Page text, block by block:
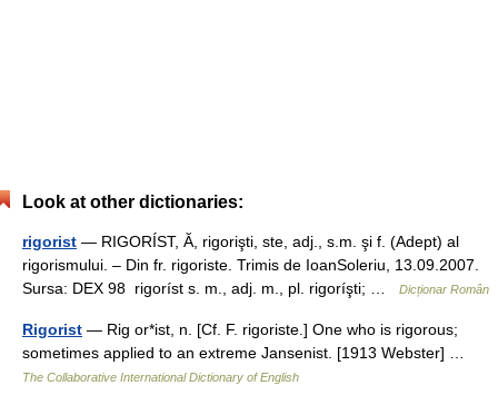
Look at other dictionaries:
rigorist — RIGORÍST, Ă, rigorişti, ste, adj., s.m. şi f. (Adept) al
rigorismului. – Din fr. rigoriste. Trimis de IoanSoleriu, 13.09.2007.
Sursa: DEX 98 rigoríst s. m., adj. m., pl. rigoríşti; …
Dicționar Român
Rigorist — Rig or*ist, n. [Cf. F. rigoriste.] One who is rigorous;
sometimes applied to an extreme Jansenist. [1913 Webster] …
The Collaborative International Dictionary of English